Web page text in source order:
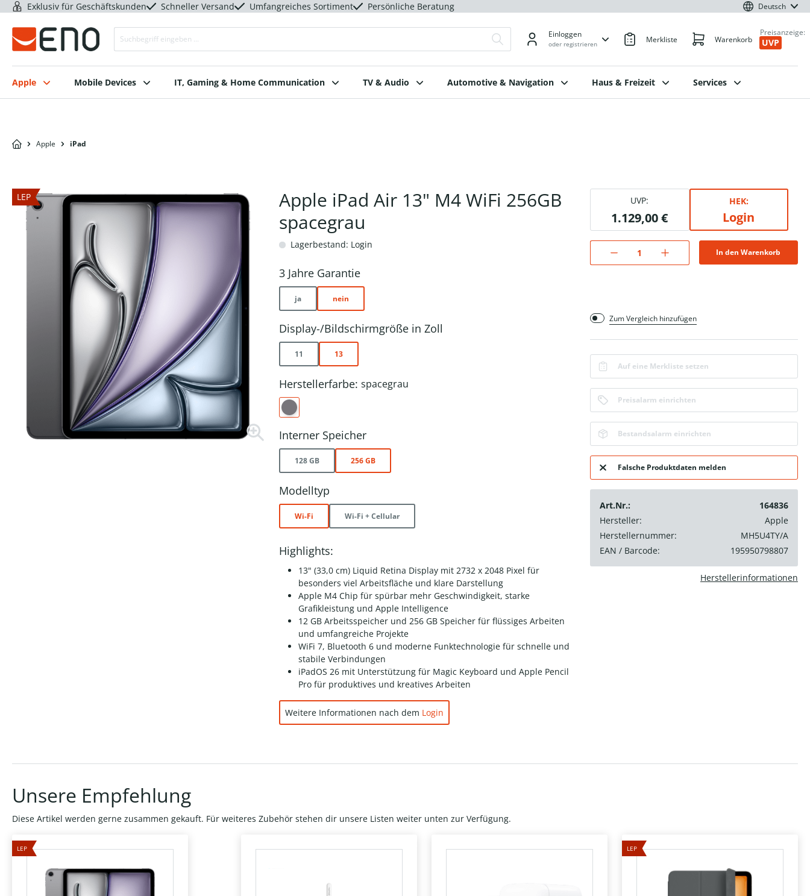
Exklusiv für Geschäftskunden Schneller Versand Umfangreiches Sortiment Persönliche Beratung Deutsch
Einloggen
oder registrieren Merkliste Warenkorb
Preisanzeige:
UVP
Apple Mobile Devices IT, Gaming & Home Communication TV & Audio Automotive & Navigation Haus & Freizeit Services
Apple iPad
LEP
Apple iPad Air 13" M4 WiFi 256GB
spacegrau
Lagerbestand: Login
3 Jahre Garantie
ja nein
Display-/Bildschirmgröße in Zoll
11 13
Herstellerfarbe: spacegrau
Interner Speicher
128 GB 256 GB
Modelltyp
Wi-Fi Wi-Fi + Cellular
Highlights:
13" (33,0 cm) Liquid Retina Display mit 2732 x 2048 Pixel für
besonders viel Arbeitsfläche und klare Darstellung
Apple M4 Chip für spürbar mehr Geschwindigkeit, starke
Grafikleistung und Apple Intelligence
12 GB Arbeitsspeicher und 256 GB Speicher für flüssiges Arbeiten
und umfangreiche Projekte
WiFi 7, Bluetooth 6 und moderne Funktechnologie für schnelle und
stabile Verbindungen
iPadOS 26 mit Unterstützung für Magic Keyboard und Apple Pencil
Pro für produktives und kreatives Arbeiten
Weitere Informationen nach dem Login
UVP:
1.129,00 €
HEK:
Login
In den Warenkorb
Zum Vergleich hinzufügen
Auf eine Merkliste setzen
Preisalarm einrichten
Bestandsalarm einrichten
Falsche Produktdaten melden
Art.Nr.:
164836
Hersteller:
Apple
Herstellernummer:
MH5U4TY/A
EAN / Barcode:
195950798807
Herstellerinformationen
Unsere Empfehlung
Diese Artikel werden gerne zusammen gekauft. Für weiteres Zubehör stehen dir unsere Listen weiter unten zur Verfügung.
LEP LEP